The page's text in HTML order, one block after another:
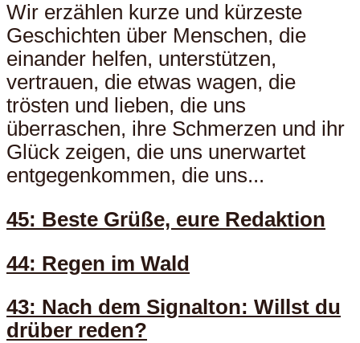
Wir erzählen kurze und kürzeste
Geschichten über Menschen, die
einander helfen, unterstützen,
vertrauen, die etwas wagen, die
trösten und lieben, die uns
überraschen, ihre Schmerzen und ihr
Glück zeigen, die uns unerwartet
entgegenkommen, die uns...
45: Beste Grüße, eure Redaktion
44: Regen im Wald
43: Nach dem Signalton: Willst du
drüber reden?